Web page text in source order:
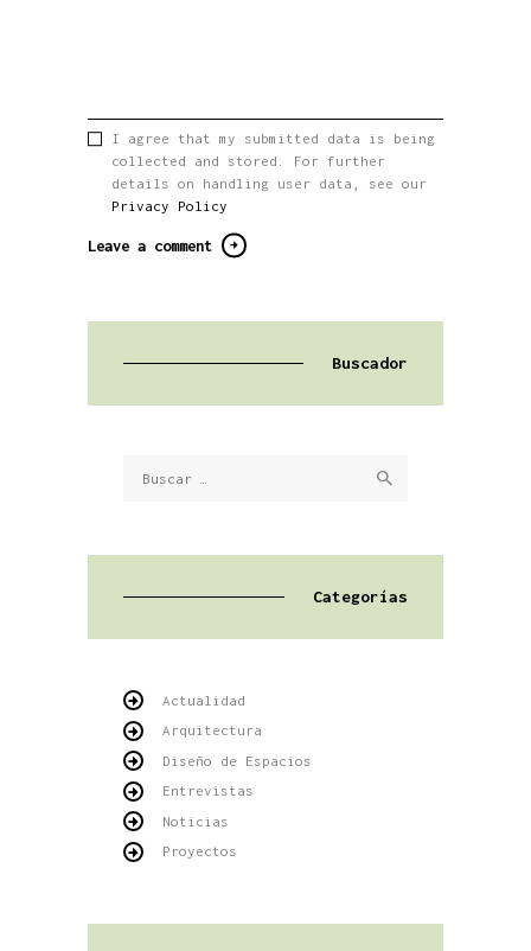
I agree that my submitted data is being
collected and stored. For further
details on handling user data, see our
Privacy Policy
Buscador
Categorías
Actualidad
Arquitectura
Diseño de Espacios
Entrevistas
Noticias
Proyectos